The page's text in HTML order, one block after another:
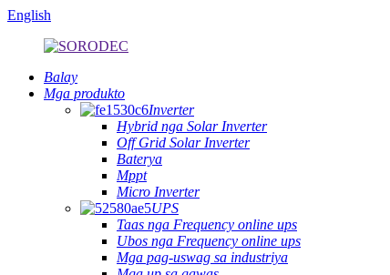
English
Balay
Mga produkto
Inverter
Hybrid nga Solar Inverter
Off Grid Solar Inverter
Baterya
Mppt
Micro Inverter
UPS
Taas nga Frequency online ups
Ubos nga Frequency online ups
Mga pag-uswag sa industriya